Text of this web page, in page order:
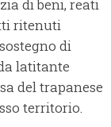
di beni, reati
ritenuti
di
latitante
del trapanese
territorio.